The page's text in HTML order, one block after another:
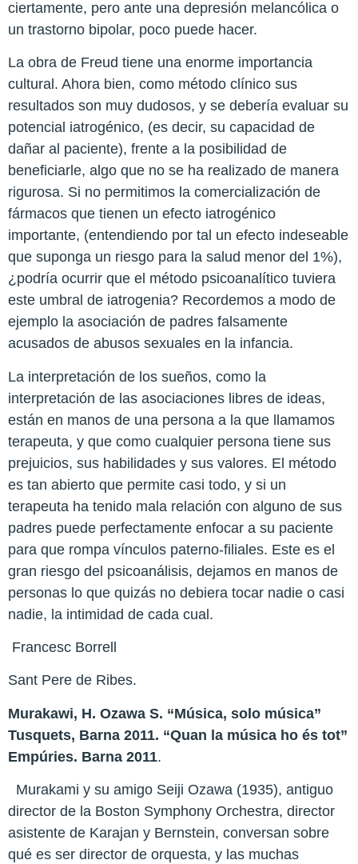
ciertamente, pero ante una depresión melancólica o
un trastorno bipolar, poco puede hacer.
La obra de Freud tiene una enorme importancia
cultural. Ahora bien, como método clínico sus
resultados son muy dudosos, y se debería evaluar su
potencial iatrogénico, (es decir, su capacidad de
dañar al paciente), frente a la posibilidad de
beneficiarle, algo que no se ha realizado de manera
rigurosa. Si no permitimos la comercialización de
fármacos que tienen un efecto iatrogénico
importante, (entendiendo por tal un efecto indeseable
que suponga un riesgo para la salud menor del 1%),
¿podría ocurrir que el método psicoanalítico tuviera
este umbral de iatrogenia? Recordemos a modo de
ejemplo la asociación de padres falsamente
acusados de abusos sexuales en la infancia.
La interpretación de los sueños, como la
interpretación de las asociaciones libres de ideas,
están en manos de una persona a la que llamamos
terapeuta, y que como cualquier persona tiene sus
prejuicios, sus habilidades y sus valores. El método
es tan abierto que permite casi todo, y si un
terapeuta ha tenido mala relación con alguno de sus
padres puede perfectamente enfocar a su paciente
para que rompa vínculos paterno-filiales. Este es el
gran riesgo del psicoanálisis, dejamos en manos de
personas lo que quizás no debiera tocar nadie o casi
nadie, la intimidad de cada cual.
Francesc Borrell
Sant Pere de Ribes.
Murakawi, H. Ozawa S. “Música, solo música”
Tusquets, Barna 2011. “Quan la música ho és tot”
Empúries. Barna 2011.
Murakami y su amigo Seiji Ozawa (1935), antiguo
director de la Boston Symphony Orchestra, director
asistente de Karajan y Bernstein, conversan sobre
qué es ser director de orquesta, y las muchas